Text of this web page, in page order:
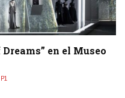
en el Museo